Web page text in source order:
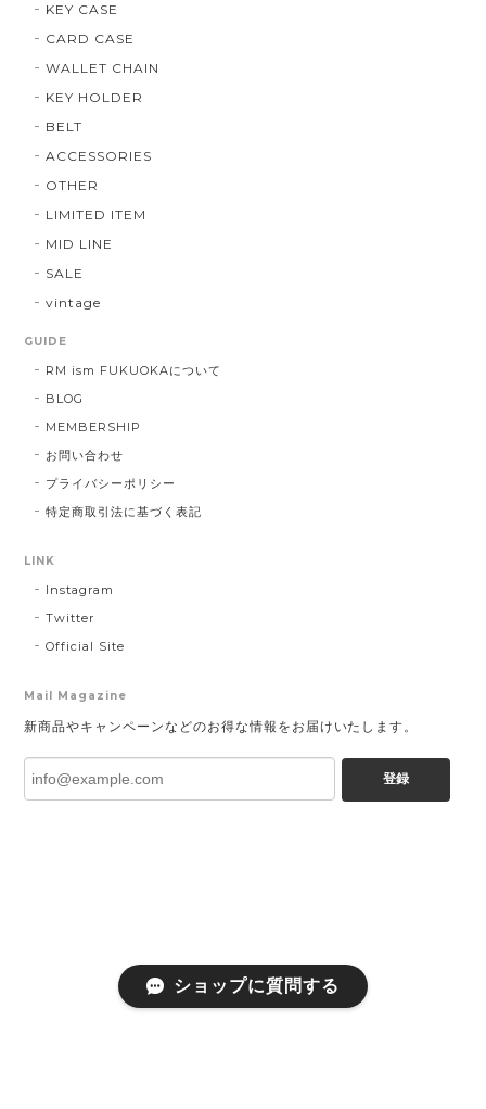
KEY CASE
CARD CASE
WALLET CHAIN
KEY HOLDER
BELT
ACCESSORIES
OTHER
LIMITED ITEM
MID LINE
SALE
vintage
GUIDE
RM ism FUKUOKAについて
BLOG
MEMBERSHIP
お問い合わせ
プライバシーポリシー
特定商取引法に基づく表記
LINK
Instagram
Twitter
Official Site
Mail Magazine
新商品やキャンペーンなどのお得な情報をお届けいたします。
登録
ショップに質問する